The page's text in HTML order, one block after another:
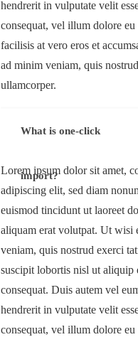
hendrerit in vulputate velit
consequat, vel illum dolore
facilisis at vero eros et
ad minim veniam, quis
ullamcorper.
What is one-click
import?
Lorem ipsum dolor sit amet,
adipiscing elit, sed diam
euismod tincidunt ut laoreet
aliquam erat volutpat. Ut wisi
veniam, quis nostrud exerci
suscipit lobortis nisl ut aliquip
consequat. Duis autem vel
hendrerit in vulputate velit
consequat, vel illum dolore